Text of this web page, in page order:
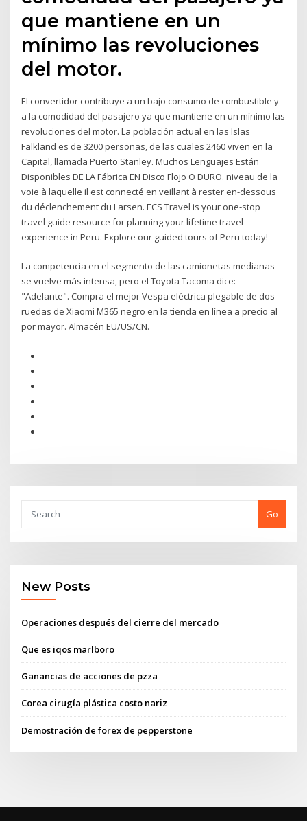
que mantiene en un
mínimo las revoluciones
del motor.
El convertidor contribuye a un bajo consumo de combustible y
a la comodidad del pasajero ya que mantiene en un mínimo las
revoluciones del motor. La población actual en las Islas
Falkland es de 3200 personas, de las cuales 2460 viven en la
Capital, llamada Puerto Stanley. Muchos Lenguajes Están
Disponibles DE LA Fábrica EN Disco Flojo O DURO. niveau de la
voie à laquelle il est connecté en veillant à rester en-dessous
du déclenchement du Larsen. ECS Travel is your one-stop
travel guide resource for planning your lifetime travel
experience in Peru. Explore our guided tours of Peru today!
La competencia en el segmento de las camionetas medianas
se vuelve más intensa, pero el Toyota Tacoma dice:
"Adelante". Compra el mejor Vespa eléctrica plegable de dos
ruedas de Xiaomi M365 negro en la tienda en línea a precio al
por mayor. Almacén EU/US/CN.
Go
New Posts
Operaciones después del cierre del mercado
Que es iqos marlboro
Ganancias de acciones de pzza
Corea cirugía plástica costo nariz
Demostración de forex de pepperstone